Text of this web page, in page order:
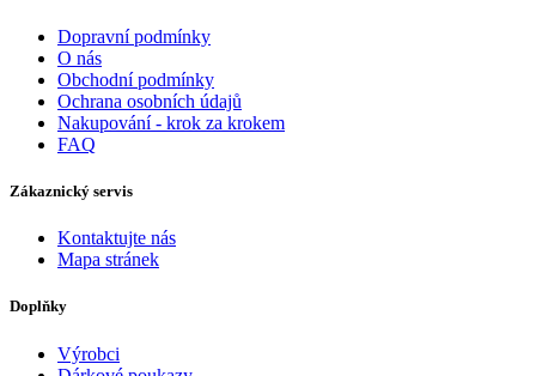
Dopravní podmínky
O nás
Obchodní podmínky
Ochrana osobních údajů
Nakupování - krok za krokem
FAQ
Zákaznický servis
Kontaktujte nás
Mapa stránek
Doplňky
Výrobci